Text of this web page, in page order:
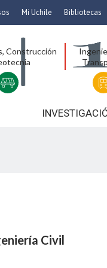
Cs.
Cs.
Mi Uchile Bibliotecas
Construcción
Civil